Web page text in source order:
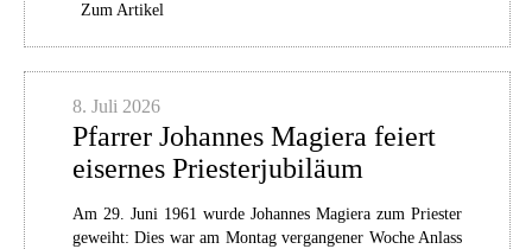
Zum Artikel
8. Juli 2026
Pfarrer Johannes Magiera feiert
eisernes Priesterjubiläum
Am 29. Juni 1961 wurde Johannes Magiera zum Priester
geweiht: Dies war am Montag vergangener Woche Anlass